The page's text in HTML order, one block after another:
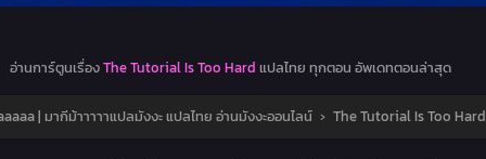
อ่านการ์ตูนเรื่องThe Tutorial Is Too Hard แปลไทย ทุกตอน อัพเดทตอนล่าสุด
| มากีม้าาาาาแปลมังงะ แปลไทย อ่านมังงะออนไลน์ › The Tutorial Is Too Hard